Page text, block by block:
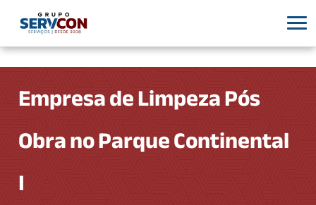
Empresa de Limpeza Pós
Obra no Parque Continental
I